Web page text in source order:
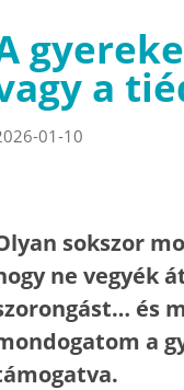
a
01-10
sokszor
ne vegyék
és
a